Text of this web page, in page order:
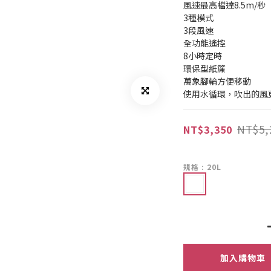
風速最高檔達8.5m/秒
3種模式
3段風速
全功能遙控
8小時定時
環保型紙簾
萬象腳輪方便移動
使用水循環，吹出的風
NT$3,350
規格 : 20L
加入購物車